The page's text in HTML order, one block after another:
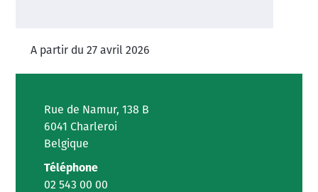
A partir du 27 avril 2026
Rue de Namur, 138 B
6041 Charleroi
Belgique
Téléphone
02 543 00 00